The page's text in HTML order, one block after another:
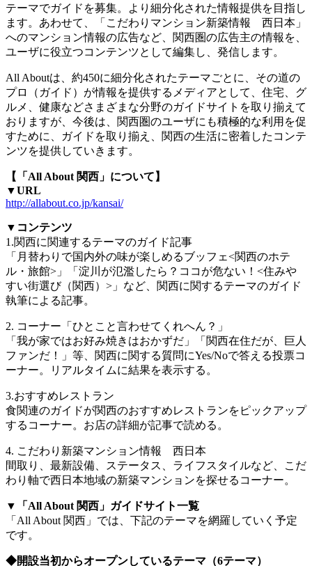
テーマでガイドを募集。より細分化された情報提供を目指し
ます。あわせて、「こだわりマンション新築情報 西日本」
へのマンション情報の広告など、関西圏の広告主の情報を、
ユーザに役立つコンテンツとして編集し、発信します。
All Aboutは、約450に細分化されたテーマごとに、その道の
プロ（ガイド）が情報を提供するメディアとして、住宅、グ
ルメ、健康などさまざまな分野のガイドサイトを取り揃えて
おりますが、今後は、関西圏のユーザにも積極的な利用を促
すために、ガイドを取り揃え、関西の生活に密着したコンテ
ンツを提供していきます。
【「All About 関西」について】
▼URL
http://allabout.co.jp/kansai/
▼コンテンツ
1.関西に関連するテーマのガイド記事
「月替わりで国内外の味が楽しめるブッフェ<関西のホテ
ル・旅館>」「淀川が氾濫したら？ココが危ない！<住みや
すい街選び（関西）>」など、関西に関するテーマのガイド
執筆による記事。
2. コーナー「ひとこと言わせてくれへん？」
「我が家ではお好み焼きはおかずだ」「関西在住だが、巨人
ファンだ！」等、関西に関する質問にYes/Noで答える投票コ
ーナー。リアルタイムに結果を表示する。
3.おすすめレストラン
食関連のガイドが関西のおすすめレストランをピックアップ
するコーナー。お店の詳細が記事で読める。
4. こだわり新築マンション情報 西日本
間取り、最新設備、ステータス、ライフスタイルなど、こだ
わり軸で西日本地域の新築マンションを探せるコーナー。
▼「All About 関西」ガイドサイト一覧
「All About 関西」では、下記のテーマを網羅していく予定
です。
◆開設当初からオープンしているテーマ（6テーマ）